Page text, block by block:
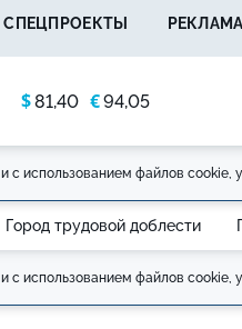
$81,40 €94,05
СПЕЦПРОЕКТЫ
и с использованием файлов cookie,
Город трудовой доблести
и с использованием файлов cookie,